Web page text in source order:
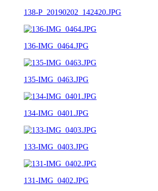
138-P_20190202_142420.JPG
136-IMG_0464.JPG
135-IMG_0463.JPG
134-IMG_0401.JPG
133-IMG_0403.JPG
131-IMG_0402.JPG